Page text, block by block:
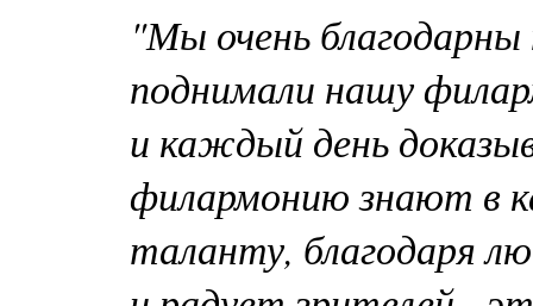
"Мы очень
поднимали нашу
и каждый день
филармонию знают в
таланту, благодаря